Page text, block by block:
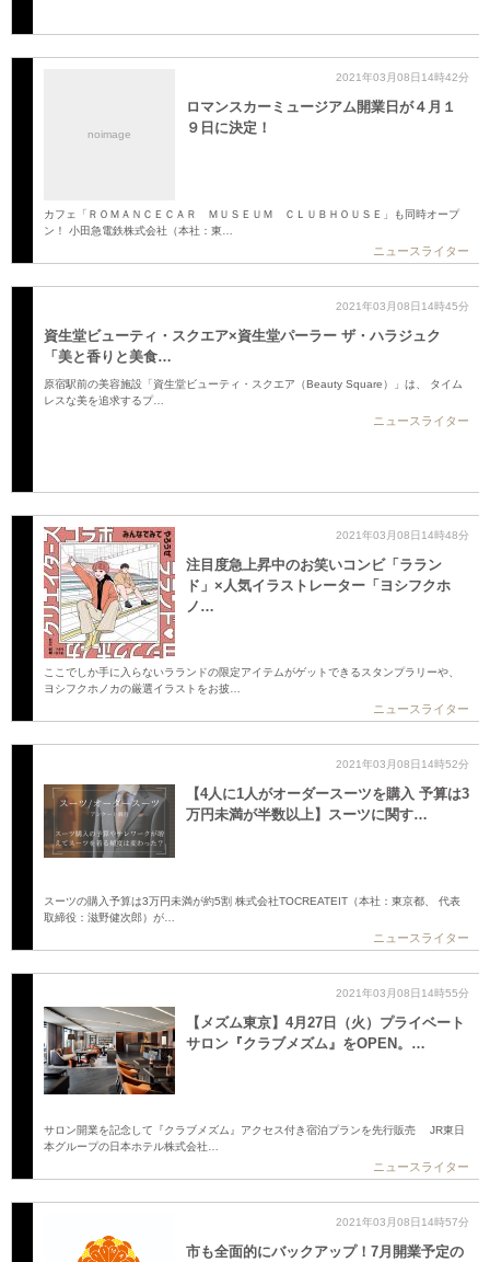
noimage
2021年03月08日14時42分
ロマンスカーミュージアム開業日が４月１
９日に決定！
カフェ「ＲＯＭＡＮＣＥＣＡＲ ＭＵＳＥＵＭ ＣＬＵＢＨＯＵＳＥ」も同時オープ
ン！ 小田急電鉄株式会社（本社：東…
ニュースライター
2021年03月08日14時45分
資生堂ビューティ・スクエア×資生堂パーラー ザ・ハラジュク
「美と香りと美食…
原宿駅前の美容施設「資生堂ビューティ・スクエア（Beauty Square）」は、 タイム
レスな美を追求するプ…
ニュースライター
2021年03月08日14時48分
注目度急上昇中のお笑いコンビ「ララン
ド」×人気イラストレーター「ヨシフクホ
ノ…
ここでしか手に入らないラランドの限定アイテムがゲットできるスタンプラリーや、
ヨシフクホノカの厳選イラストをお披…
ニュースライター
2021年03月08日14時52分
【4人に1人がオーダースーツを購入 予算は3
万円未満が半数以上】スーツに関す…
スーツの購入予算は3万円未満が約5割 株式会社TOCREATEIT（本社：東京都、 代表
取締役：滋野健次郎）が…
ニュースライター
2021年03月08日14時55分
【メズム東京】4月27日（火）プライベート
サロン『クラブメズム』をOPEN。…
サロン開業を記念して『クラブメズム』アクセス付き宿泊プランを先行販売 JR東日
本グループの日本ホテル株式会社…
ニュースライター
2021年03月08日14時57分
市も全面的にバックアップ！7月開業予定の